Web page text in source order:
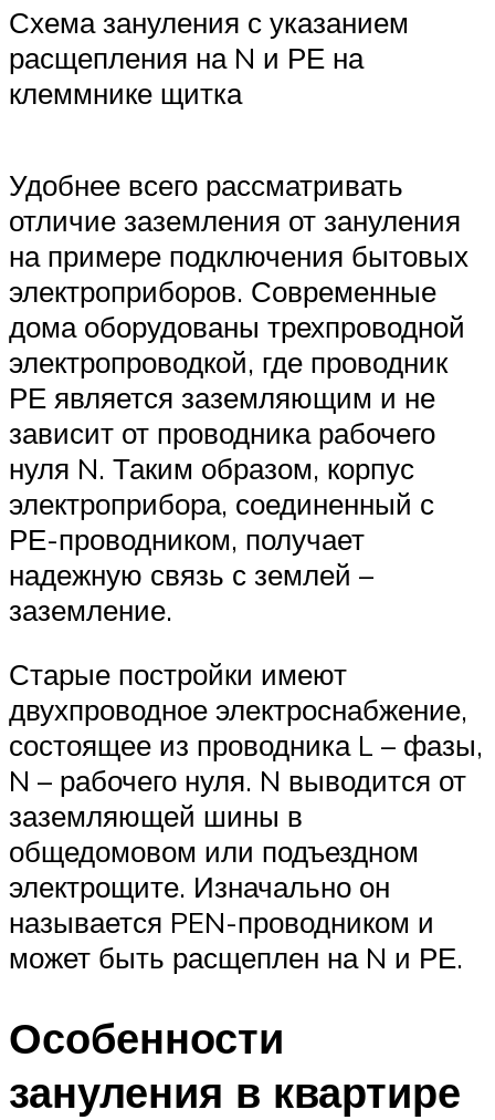
Схема зануления с указанием
расщепления на N и РЕ на
клеммнике щитка
Удобнее всего рассматривать
отличие заземления от зануления
на примере подключения бытовых
электроприборов. Современные
дома оборудованы трехпроводной
электропроводкой, где проводник
РЕ является заземляющим и не
зависит от проводника рабочего
нуля N. Таким образом, корпус
электроприбора, соединенный с
РЕ-проводником, получает
надежную связь с землей –
заземление.
Старые постройки имеют
двухпроводное электроснабжение,
состоящее из проводника L – фазы,
N – рабочего нуля. N выводится от
заземляющей шины в
общедомовом или подъездном
электрощите. Изначально он
называется PEN-проводником и
может быть расщеплен на N и РЕ.
Особенности
зануления в квартире